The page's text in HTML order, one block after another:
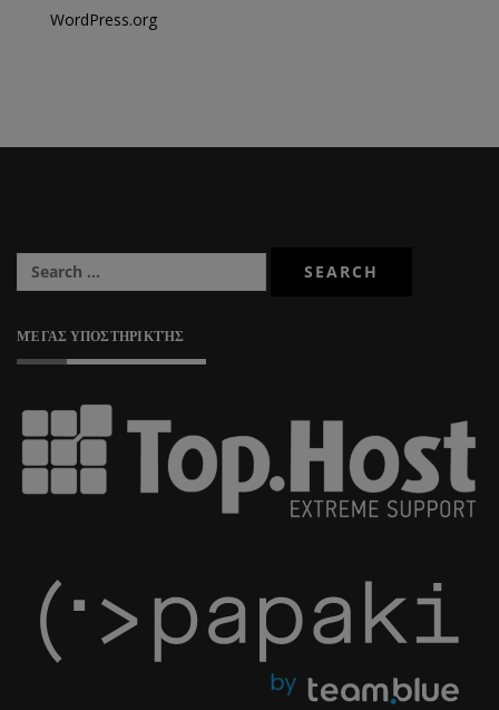
WordPress.org
ΜΈΓΑΣ ΥΠΟΣΤΗΡΙΚΤΉΣ